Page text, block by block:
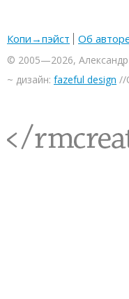
Копи→пэйст Об
© 2005—2026,
~ дизайн: fazeful design //
<rmcreative/>